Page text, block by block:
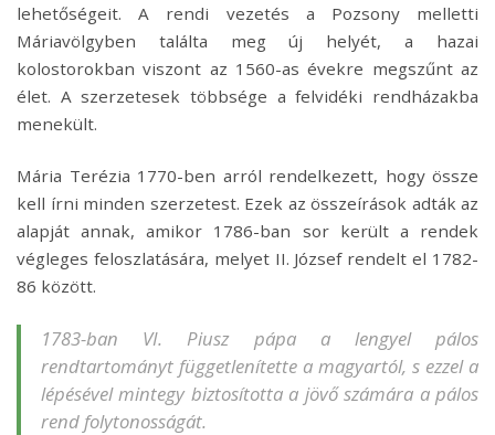
lehetőségeit. A rendi vezetés a Pozsony melletti
Máriavölgyben találta meg új helyét, a hazai
kolostorokban viszont az 1560-as évekre megszűnt az
élet. A szerzetesek többsége a felvidéki rendházakba
menekült.
Mária Terézia 1770-ben arról rendelkezett, hogy össze
kell írni minden szerzetest. Ezek az összeírások adták az
alapját annak, amikor 1786-ban sor került a rendek
végleges feloszlatására, melyet II. József rendelt el 1782-
86 között.
1783-ban VI. Piusz pápa a lengyel pálos
rendtartományt függetlenítette a magyartól, s ezzel a
lépésével mintegy biztosította a jövő számára a pálos
rend folytonosságát.